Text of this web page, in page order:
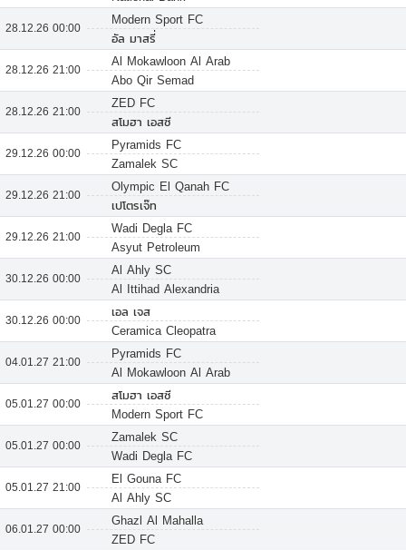
28.12.26 00:00
Modern Sport FC
อัล มาสรี่
28.12.26 21:00
Al Mokawloon Al Arab
Abo Qir Semad
28.12.26 21:00
ZED FC
สโมฮา เอสซี
29.12.26 00:00
Pyramids FC
Zamalek SC
29.12.26 21:00
Olympic El Qanah FC
เปโตรเจ๊ท
29.12.26 21:00
Wadi Degla FC
Asyut Petroleum
30.12.26 00:00
Al Ahly SC
Al Ittihad Alexandria
30.12.26 00:00
เอล เจส
Ceramica Cleopatra
04.01.27 21:00
Pyramids FC
Al Mokawloon Al Arab
05.01.27 00:00
สโมฮา เอสซี
Modern Sport FC
05.01.27 00:00
Zamalek SC
Wadi Degla FC
05.01.27 21:00
El Gouna FC
Al Ahly SC
06.01.27 00:00
Ghazl Al Mahalla
ZED FC